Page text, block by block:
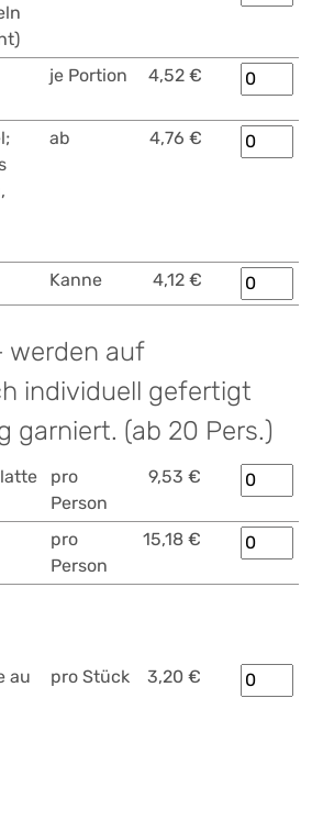
je Portion 4,52 €
ab 4,76 €
Kanne 4,12 €
werden auf
individuell gefertigt
garniert. (ab 20 Pers.)
pro
Person
9,53 €
pro
Person
15,18 €
au
pro Stück 3,20 €